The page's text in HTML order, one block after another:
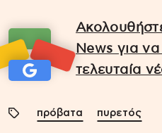
News για
τελευταία
πρόβατα πυρετός